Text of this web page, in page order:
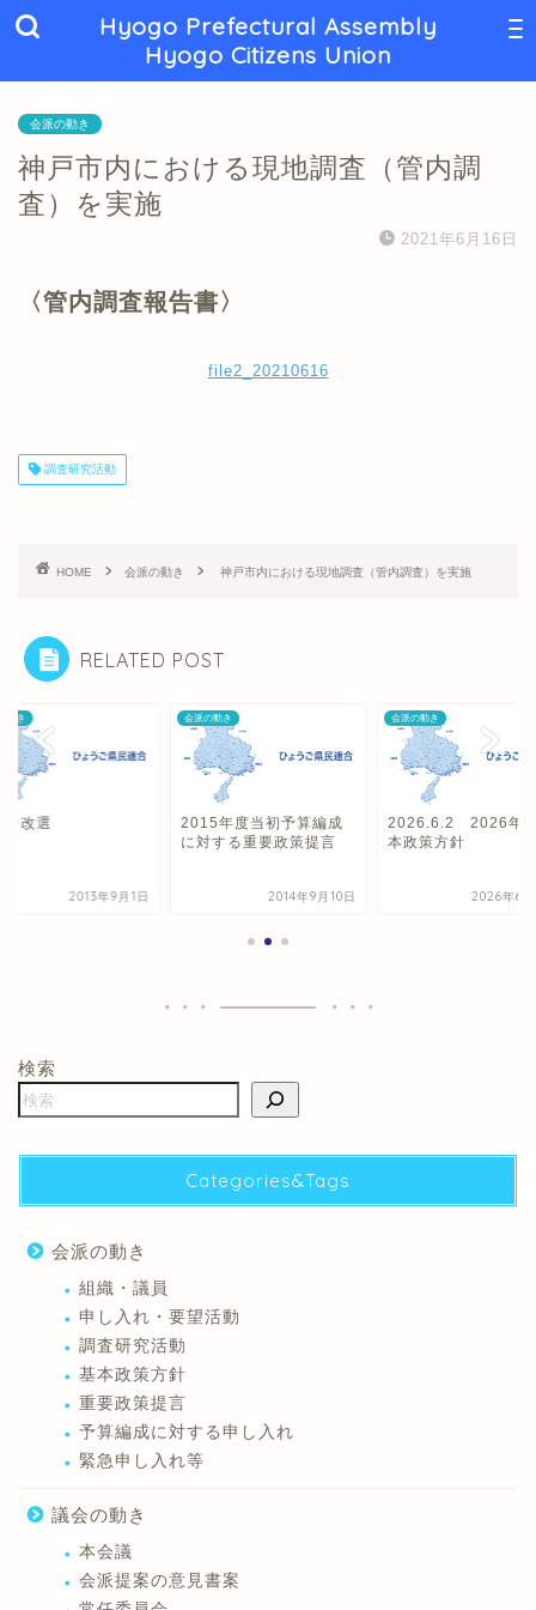
Hyogo Prefectural Assembly
Hyogo Citizens Union
会派の動き
神戸市内における現地調査（管内調
査）を実施
2021年6月16日
〈管内調査報告書〉
file2_20210616
調査研究活動
HOME 会派の動き 神戸市内における現地調査（管内調査）を実施
RELATED POST
動き
を改選
2013年9月1日
会派の動き
2015年度当初予算編成
に対する重要政策提言
2014年9月10日
会派の動き
2026.6.2 2026年
本政策方針
2026年6
検索
Categories&Tags
会派の動き
組織・議員
申し入れ・要望活動
調査研究活動
基本政策方針
重要政策提言
予算編成に対する申し入れ
緊急申し入れ等
議会の動き
本会議
会派提案の意見書案